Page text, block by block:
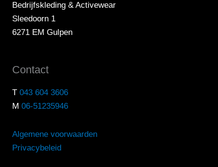
Bedrijfskleding & Activewear
Sleedoorn 1
6271 EM Gulpen
Contact
T 043 604 3606
M 06-51235946
Algemene voorwaarden
Privacybeleid